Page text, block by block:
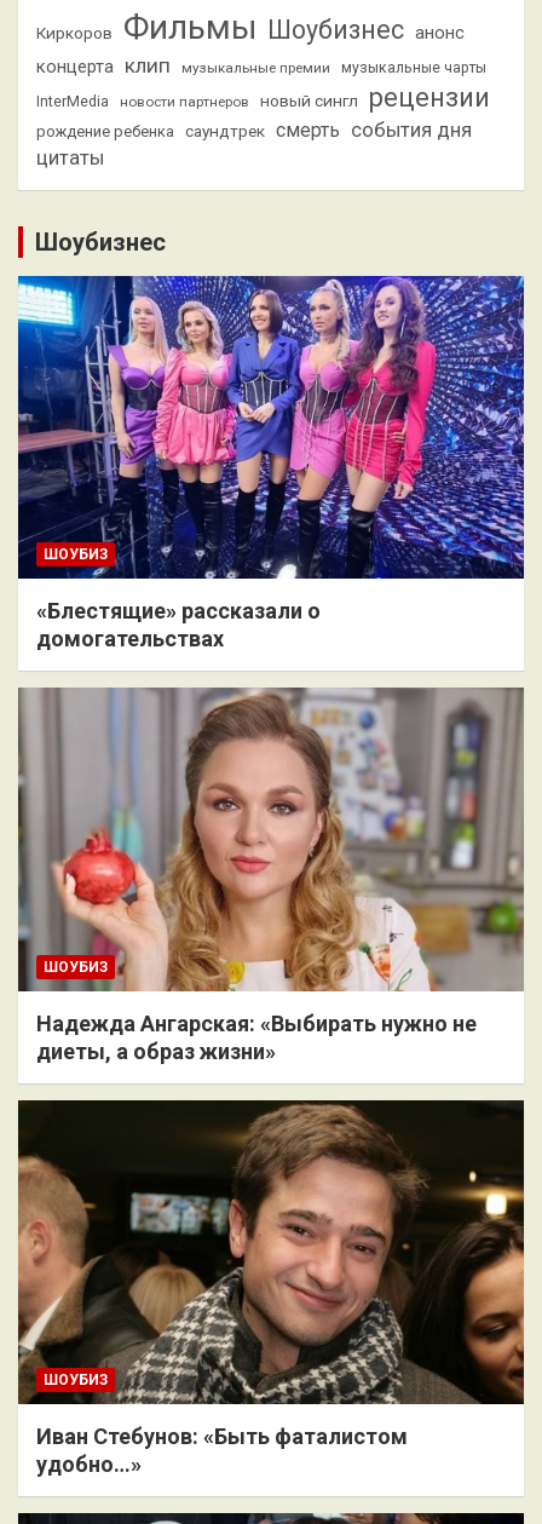
Киркоров Фильмы Шоубизнес анонс
концерта
клип музыкальные премии
музыкальные чарты
InterMedia
новости партнеров новый сингл рецензии
рождение ребенка саундтрек смерть события дня
цитаты
Шоубизнес
ШОУБИЗ
«Блестящие» рассказали о
домогательствах
ШОУБИЗ
Надежда Ангарская: «Выбирать нужно не
диеты, а образ жизни»
ШОУБИЗ
Иван Стебунов: «Быть фаталистом
удобно…»